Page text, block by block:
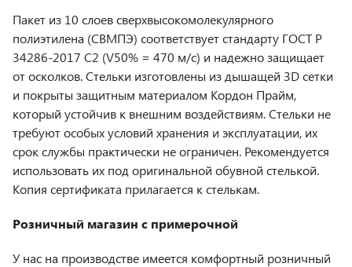
Пакет из 10 слоев сверхвысокомолекулярного
полиэтилена (СВМПЭ) соответствует стандарту ГОСТ Р
34286-2017 С2 (V50% = 470 м/с) и надежно защищает
от осколков. Стельки изготовлены из дышащей 3D сетки
и покрыты защитным материалом Кордон Прайм,
который устойчив к внешним воздействиям. Стельки не
требуют особых условий хранения и эксплуатации, их
срок службы практически не ограничен. Рекомендуется
использовать их под оригинальной обувной стелькой.
Копия сертификата прилагается к стелькам.
Розничный магазин с примерочной
У нас на производстве имеется комфортный розничный